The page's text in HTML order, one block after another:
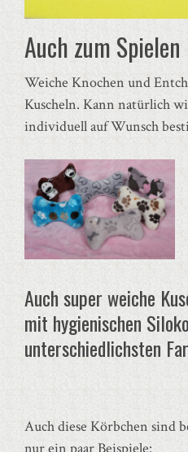
Auch zum
Weiche Knochen und
Kuscheln. Kann natürlich
individuell auf Wunsch
Auch super weiche
mit hygienischen
unterschiedlichsten
Auch diese Körbchen sind